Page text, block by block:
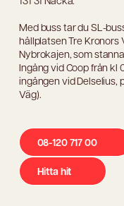
Med buss tar du SL-
hållplatsen Tre Kronors
Nybrokajen, som
Ingång vid Coop från kl
ingången vid Delselius,
Väg).
08-120 717 00
Hitta hit